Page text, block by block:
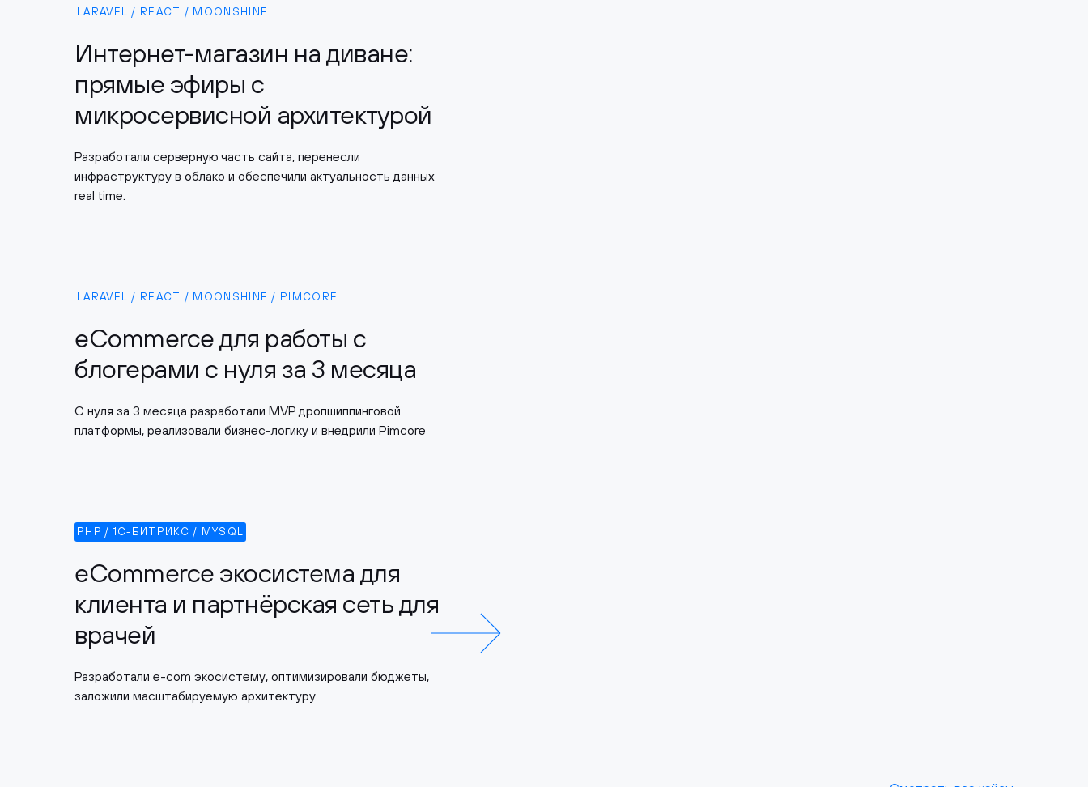
LARAVEL / REACT / MOONSHINE
Интернет-магазин на диване:
прямые эфиры с
микросервисной архитектурой
Разработали серверную часть сайта, перенесли
инфраструктуру в облако и обеспечили актуальность данных
real time.
LARAVEL / REACT / MOONSHINE / PIMCORE
eCommerce для работы с
блогерами с нуля за 3 месяца
С нуля за 3 месяца разработали MVP дропшиппинговой
платформы, реализовали бизнес-логику и внедрили Pimcore
PHP / 1С-БИТРИКС / MYSQL
eCommerce экосистема для
клиента и партнёрская сеть для
врачей
Разработали e-com экосистему, оптимизировали бюджеты,
заложили масштабируемую архитектуру